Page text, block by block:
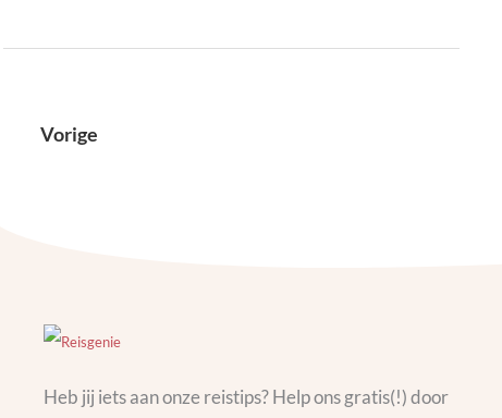
Vorige
Heb jij iets aan onze reistips? Help ons gratis(!) door